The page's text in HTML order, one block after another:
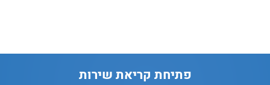
פתיחת קריאת שירות